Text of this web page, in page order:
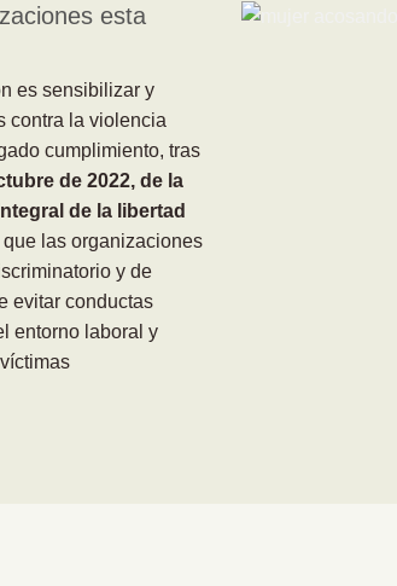
esta
es sensibilizar y
contra la violencia
cumplimiento, tras
de 2022, de la
de la libertad
las organizaciones
y de
evitar conductas
entorno laboral y